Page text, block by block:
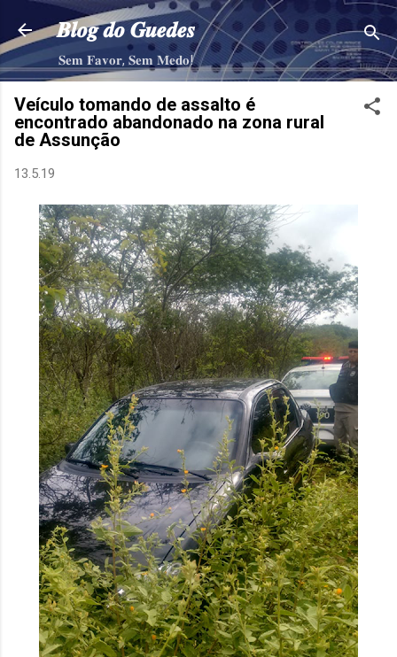
Pular para o conteúdo principal
𝑩𝒍𝒐𝒈 𝒅𝒐 𝑮𝒖𝒆𝒅𝒆𝒔
𝐒𝐞𝐦 𝐅𝐚𝐯𝐨𝐫, 𝐒𝐞𝐦 𝐌𝐞𝐝𝐨!
Veículo tomando de assalto é
encontrado abandonado na zona rural
de Assunção
13.5.19